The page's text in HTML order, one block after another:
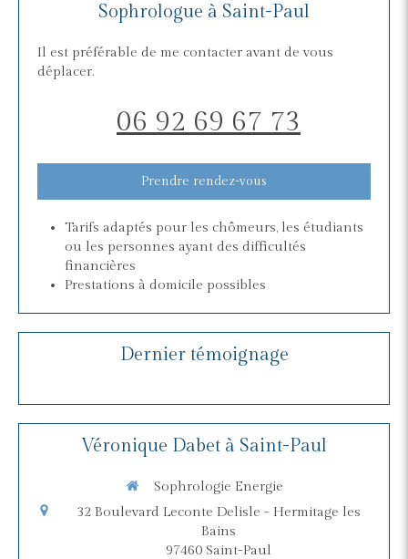
Sophrologue à Saint-Paul
Il est préférable de me contacter avant de vous
déplacer.
06 92 69 67 73
Prendre rendez-vous
Tarifs adaptés pour les chômeurs, les étudiants
ou les personnes ayant des difficultés
financières
Prestations à domicile possibles
Dernier témoignage
Véronique Dabet à Saint-Paul
Sophrologie Energie
32 Boulevard Leconte Delisle - Hermitage les
Bains
97460 Saint-Paul